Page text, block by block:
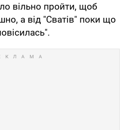
вільно пройти, щоб
а від "Сватів" поки що